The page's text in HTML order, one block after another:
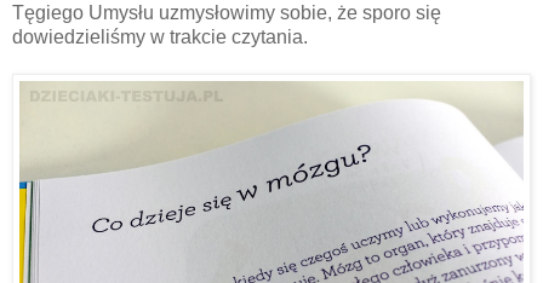
Tęgiego Umysłu uzmysłowimy sobie, że sporo się
dowiedzieliśmy w trakcie czytania.